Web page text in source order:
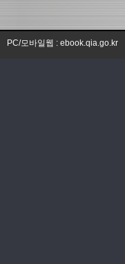
PC/모바일웹 : ebook.qia.go.kr